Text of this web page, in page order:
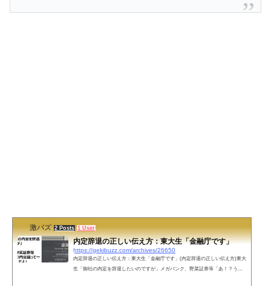
激バズ 2 Posts 1 User
内定辞退の正しい伝え方：東大生「金融庁です」
https://gekibuzz.com/archives/26650
内定辞退の正しい伝え方：東大生「金融庁です」(内定辞退の正しい伝え方)東大
生「御社の内定を辞退したいのですが」メガバンク、野菜証券等「あ！？うち